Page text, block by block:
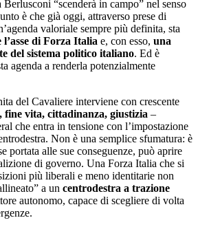
“scenderà in campo” nel senso
è che già oggi, attraverso prese di
valoriale sempre più definita, sta
l’asse di Forza Italia e, con esso, una
del sistema politico italiano. Ed è
agenda a renderla potenzialmente
del Cavaliere interviene con crescente
vita, cittadinanza, giustizia –
che entra in tensione con l’impostazione
Non è una semplice sfumatura: è
portata alle sue conseguenze, può aprire
di governo. Una Forza Italia che si
più liberali e meno identitarie non
a un centrodestra a trazione
autonomo, capace di scegliere di volta